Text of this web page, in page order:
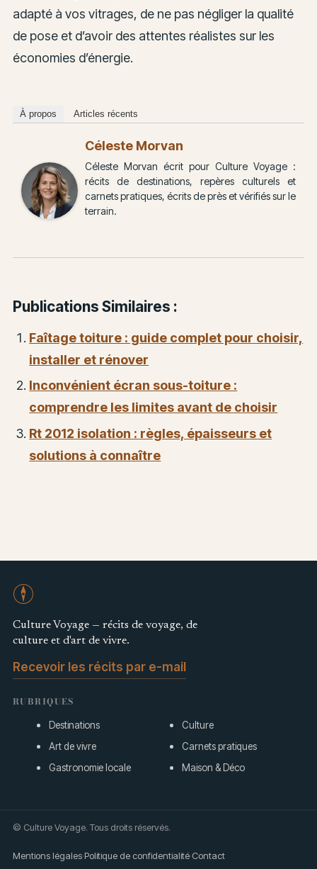
adapté à vos vitrages, de ne pas négliger la qualité
de pose et d’avoir des attentes réalistes sur les
économies d’énergie.
À propos Articles récents
Céleste Morvan
Céleste Morvan écrit pour Culture Voyage :
récits de destinations, repères culturels et
carnets pratiques, écrits de près et vérifiés sur le
terrain.
Publications Similaires :
Faîtage toiture : guide complet pour choisir,
installer et rénover
Inconvénient écran sous-toiture :
comprendre les limites avant de choisir
Rt 2012 isolation : règles, épaisseurs et
solutions à connaître
Culture Voyage — récits de voyage, de
culture et d'art de vivre.
Recevoir les récits par e-mail
RUBRIQUES
Destinations
Culture
Art de vivre
Carnets pratiques
Gastronomie locale
Maison & Déco
© Culture Voyage. Tous droits réservés.
Mentions légales·Politique de confidentialité·Contact